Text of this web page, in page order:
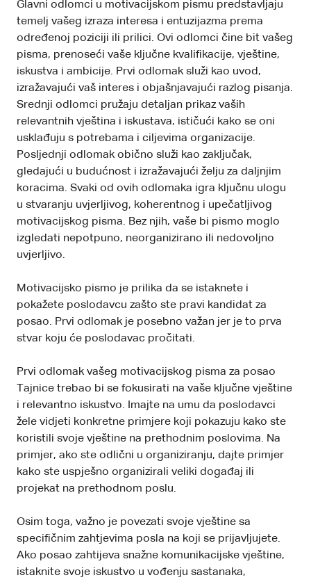
Glavni odlomci u motivacijskom pismu predstavljaju
temelj vašeg izraza interesa i entuzijazma prema
određenoj poziciji ili prilici. Ovi odlomci čine bit vašeg
pisma, prenoseći vaše ključne kvalifikacije, vještine,
iskustva i ambicije. Prvi odlomak služi kao uvod,
izražavajući vaš interes i objašnjavajući razlog pisanja.
Srednji odlomci pružaju detaljan prikaz vaših
relevantnih vještina i iskustava, ističući kako se oni
usklađuju s potrebama i ciljevima organizacije.
Posljednji odlomak obično služi kao zaključak,
gledajući u budućnost i izražavajući želju za daljnjim
koracima. Svaki od ovih odlomaka igra ključnu ulogu
u stvaranju uvjerljivog, koherentnog i upečatljivog
motivacijskog pisma. Bez njih, vaše bi pismo moglo
izgledati nepotpuno, neorganizirano ili nedovoljno
uvjerljivo.
Motivacijsko pismo je prilika da se istaknete i
pokažete poslodavcu zašto ste pravi kandidat za
posao. Prvi odlomak je posebno važan jer je to prva
stvar koju će poslodavac pročitati.
Prvi odlomak vašeg motivacijskog pisma za posao
Tajnice trebao bi se fokusirati na vaše ključne vještine
i relevantno iskustvo. Imajte na umu da poslodavci
žele vidjeti konkretne primjere koji pokazuju kako ste
koristili svoje vještine na prethodnim poslovima. Na
primjer, ako ste odlični u organiziranju, dajte primjer
kako ste uspješno organizirali veliki događaj ili
projekat na prethodnom poslu.
Osim toga, važno je povezati svoje vještine sa
specifičnim zahtjevima posla na koji se prijavljujete.
Ako posao zahtijeva snažne komunikacijske vještine,
istaknite svoje iskustvo u vođenju sastanaka,